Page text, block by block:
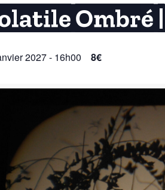
Ombré
2027 - 16h00 8€